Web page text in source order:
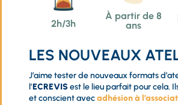
2h/3h
À partir de 8
ans
LES NOUVEAUX
J’aime tester de nouveaux formats
l’ECREVIS est le lieu parfait pour cela.
et conscient avecadhésion à